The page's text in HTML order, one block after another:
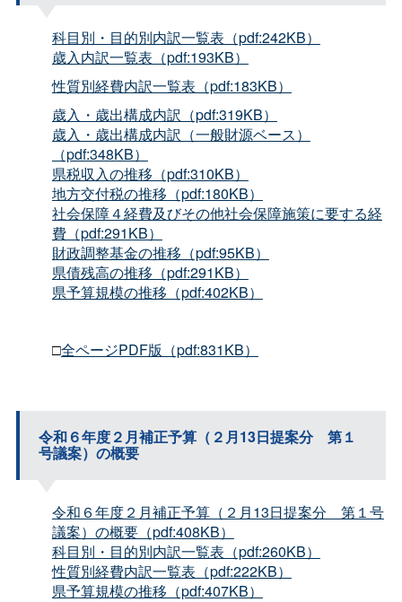
科目別・目的別内訳一覧表（pdf:242KB）
歳入内訳一覧表（pdf:193KB）
性質別経費内訳一覧表（pdf:183KB）
歳入・歳出構成内訳（pdf:319KB）
歳入・歳出構成内訳（一般財源ベース）
（pdf:348KB）
県税収入の推移（pdf:310KB）
地方交付税の推移（pdf:180KB）
社会保障４経費及びその他社会保障施策に要する経
費（pdf:291KB）
財政調整基金の推移（pdf:95KB）
県債残高の推移（pdf:291KB）
県予算規模の推移（pdf:402KB）
□全ページPDF版（pdf:831KB）
令和６年度２月補正予算（２月13日提案分 第１
号議案）の概要
令和６年度２月補正予算（２月13日提案分 第１号
議案）の概要（pdf:408KB）
科目別・目的別内訳一覧表（pdf:260KB）
性質別経費内訳一覧表（pdf:222KB）
県予算規模の推移（pdf:407KB）